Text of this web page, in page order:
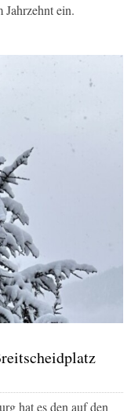
Jahrzehnt ein.
hat es den auf den